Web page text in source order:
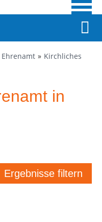
Kirchliches
in
Ergebnisse filtern